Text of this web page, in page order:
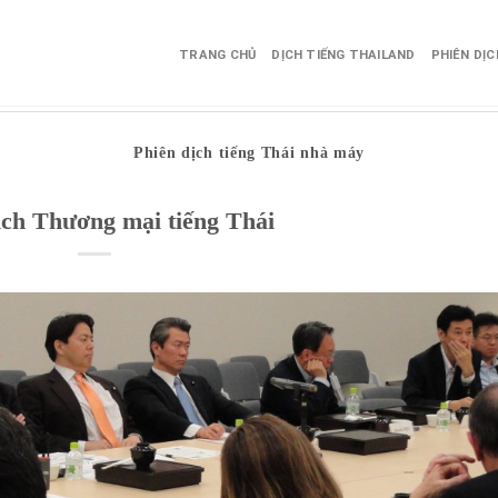
TRANG CHỦ DỊCH TIẾNG THAILAND PHIÊN
Phiên dịch tiếng Thái nhà máy
Thương mại tiếng Thái